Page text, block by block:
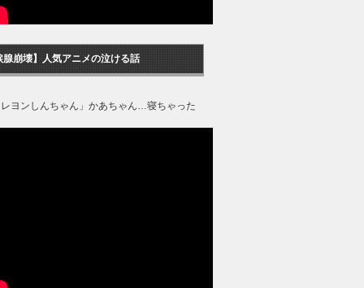
腺崩壊】人気アニメの泣ける話
ヨンしんちゃん」かあちゃん…寝ちゃった